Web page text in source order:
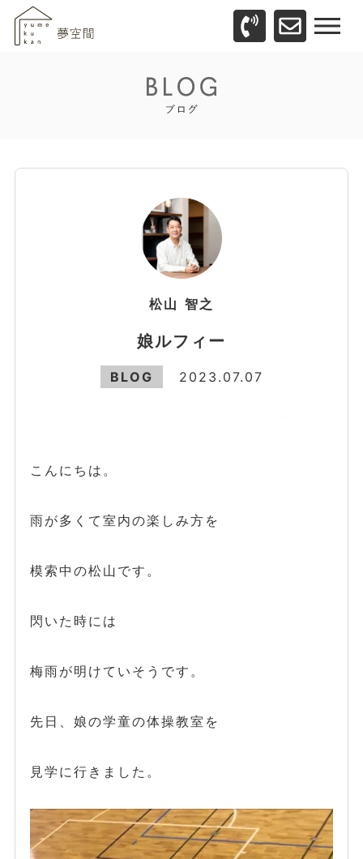
松山 智之
娘ルフィー
BLOG 2023.07.07
こんにちは。
雨が多くて室内の楽しみ方を
模索中の松山です。
閃いた時には
梅雨が明けていそうです。
先日、娘の学童の体操教室を
見学に行きました。